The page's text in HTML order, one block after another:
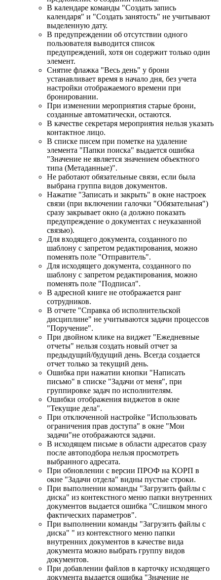
В календаре команды "Создать запись
календаря" и "Создать занятость" не учитывают
выделенную дату.
В предупреждении об отсутствии одного
пользователя выводится список
предупреждений, хотя он содержит только один
элемент.
Снятие флажка "Весь день" у брони
устанавливает время в начало дня, без учета
настройки отображаемого времени при
бронировании.
При изменении мероприятия старые брони,
созданные автоматически, остаются.
В качестве секретаря мероприятия нельзя указать
контактное лицо.
В списке писем при пометке на удаление
элемента "Папки поиска" выдается ошибка
"Значение не является значением объектного
типа (Метаданные)".
Не работают обязательные связи, если была
выбрана группа видов документов.
Нажатие "Записать и закрыть" в окне настроек
связи (при включении галочки "Обязательная")
сразу закрывает окно (а должно показать
предупреждение о документах с неуказанной
связью).
Для входящего документа, созданного по
шаблону с запретом редактирования, можно
поменять поле "Отправитель".
Для исходящего документа, созданного по
шаблону с запретом редактирования, можно
поменять поле "Подписал".
В адресной книге не отображается ранг
сотрудников.
В отчете "Справка об исполнительской
дисциплине" не учитываются задачи процессов
"Поручение".
При двойном клике на виджет "Ежедневные
отчеты" нельзя создать новый отчет за
предыдущий/будущий день. Всегда создается
отчет только за текущий день.
Ошибка при нажатии кнопки "Написать
письмо" в списке "Задачи от меня", при
группировке задач по исполнителям.
Ошибки отображения виджетов в окне
"Текущие дела".
При отключенной настройке "Использовать
ограничения прав доступа" в окне "Мои
задачи"не отображаются задачи.
В исходящем письме в области адресатов сразу
после автоподбора нельзя просмотреть
выбранного адресата.
При обновлении с версии ПРОФ на КОРП в
окне "Задачи отдела" видны пустые строки.
При выполнении команды "Загрузить файлы с
диска" из контекстного меню папки внутренних
документов выдается ошибка "Слишком много
фактических параметров".
При выполнении команды "Загрузить файлы с
диска" " из контекстного меню папки
внутренних документов в качестве вида
документа можно выбрать группу видов
документов.
При добавлении файлов в карточку исходящего
документа выдается ошибка "Значение не